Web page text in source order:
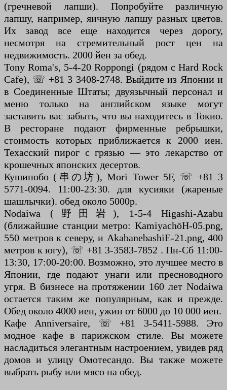
(гречневой лапши). Попробуйте различную
лапшу, например, яичную лапшу разных цветов.
Их завод все еще находится через дорогу,
несмотря на стремительный рост цен на
недвижимость. 2000 йен за обед.
Tony Roma's, 5-4-20 Roppongi (рядом с Hard Rock
Cafe), ☏ +81 3 3408-2748. Выйдите из Японии и
в Соединенные Штаты; двуязычный персонал и
меню только на английском языке могут
заставить вас забыть, что вы находитесь в Токио.
В ресторане подают фирменные ребрышки,
стоимость которых приближается к 2000 иен.
Техасский пирог с грязью — это лекарство от
крошечных японских десертов.
Кушинобо (串の坊), Mori Tower 5F, ☏ +81 3
5771-0094. 11:00-23:30. для кусияки (жареные
шашлычки). обед около 5000р.
Nodaiwa (野田岩), 1-5-4 Higashi-Azabu
(ближайшие станции метро: KamiyachōH-05.png,
550 метров к северу, и AkabanebashiE-21.png, 400
метров к югу), ☏ +81 3-3583-7852 . Пн-Сб 11:00-
13:30, 17:00-20:00. Возможно, это лучшее место в
Японии, где подают унаги или пресноводного
угря. В бизнесе на протяжении 160 лет Nodaiwa
остается таким же популярным, как и прежде.
Обед около 4000 иен, ужин от 6000 до 10 000 иен.
Кафе Anniversaire, ☏ +81 3-5411-5988. Это
модное кафе в парижском стиле. Вы можете
насладиться элегантным настроением, увидев ряд
домов и улицу Омотесандо. Вы также можете
выбрать рыбу или мясо на обед.